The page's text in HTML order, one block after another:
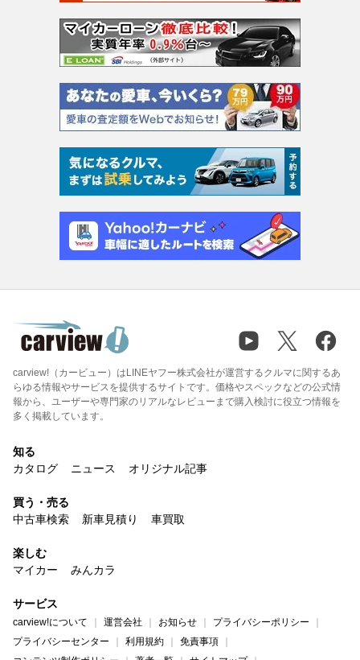
carview!（カービュー）はLINEヤフー株式会社が運営するクルマに関するあ
らゆる情報やサービスを提供するサイトです。価格やスペックなどの公式情
報から、ユーザーや専門家のリアルなレビューまで購入検討に役立つ情報を
多く掲載しています。
知る
カタログ
ニュース オリジナル記事
買う・売る
中古車検索
新車見積り 車買取
楽しむ
マイカー
みんカラ
サービス
carview!について 運営会社 お知らせ
プライバシーポリシー
プライバシーセンター
利用規約
免責事項